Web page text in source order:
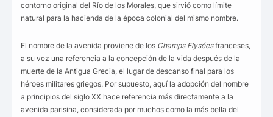
contorno original del Río de los Morales, que sirvió como límite
natural para la hacienda de la época colonial del mismo nombre.
El nombre de la avenida proviene de los Champs Elyséesfranceses,
a su vez una referencia a la concepción de la vida después de la
muerte de la Antigua Grecia, el lugar de descanso final para los
héroes militares griegos. Por supuesto, aquí la adopción del nombre
a principios del siglo XX hace referencia más directamente a la
avenida parisina, considerada por muchos como la más bella del